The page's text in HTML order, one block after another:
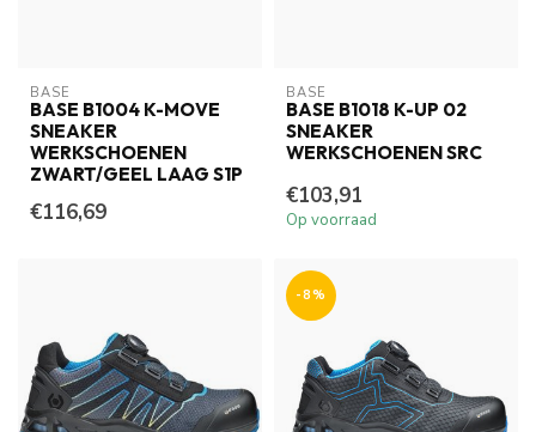
BASE
BASE B1004 K-MOVE
SNEAKER
WERKSCHOENEN
ZWART/GEEL LAAG S1P
€116,69
BASE
BASE B1018 K-UP 02
SNEAKER
WERKSCHOENEN SRC
€103,91
Op voorraad
-8%